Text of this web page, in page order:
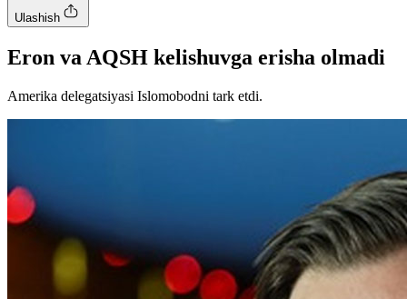
Ulashish
Eron va AQSH kelishuvga erisha olmadi
Amerika delegatsiyasi Islomobodni tark etdi.